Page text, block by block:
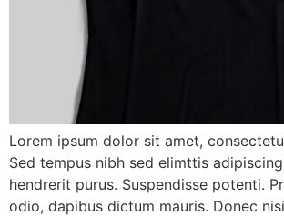
Lorem ipsum dolor sit amet,
Sed tempus nibh sed elimttis
hendrerit purus. Suspendisse potenti.
odio, dapibus dictum mauris. Donec